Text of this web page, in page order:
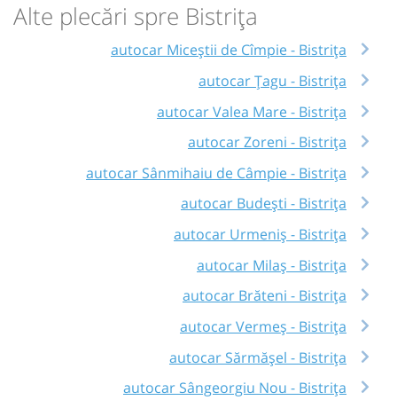
Alte plecări spre Bistrița
autocar Miceștii de Cîmpie - Bistrița
autocar Țagu - Bistrița
autocar Valea Mare - Bistrița
autocar Zoreni - Bistrița
autocar Sânmihaiu de Câmpie - Bistrița
autocar Budești - Bistrița
autocar Urmeniș - Bistrița
autocar Milaș - Bistrița
autocar Brăteni - Bistrița
autocar Vermeș - Bistrița
autocar Sărmășel - Bistrița
autocar Sângeorgiu Nou - Bistrița